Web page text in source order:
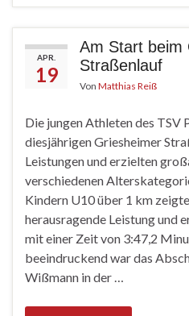
APR.
19
Am Start beim
Straßenlauf
Von Matthias Reiß
Die jungen Athleten des
diesjährigen Griesheimer
Leistungen und erzielten
verschiedenen
Kindern U10 über 1 km
herausragende Leistung und
mit einer Zeit von 3:47,2
beeindruckend war das
Wißmann in der …